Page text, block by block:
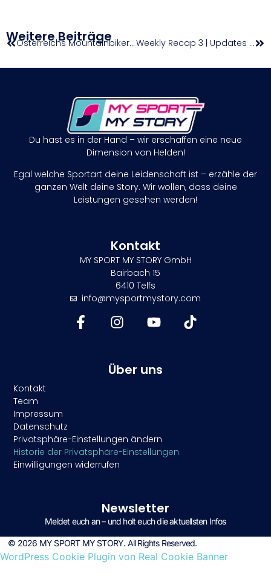
Weitere Beiträge Österreichs Mountainbikerinnen bejubeln drei Kristallkugeln Weekly Recap 3 | Updates aus den Nachwuchs-Superligen (9. – 13. Oktober)
Du hast es in der Hand – wir erschaffen eine neue
Dimension von Helden!
Egal welche Sportart deine Leidenschaft ist – erzähle der
ganzen Welt deine Story. Wir wollen, dass deine
Leistungen gesehen werden!
Kontakt
MY SPORT MY STORY GmbH
Bairbach 15
6410 Telfs
info@mysportmystory.com
Über uns
Kontakt
Team
Impressum
Datenschutz
Privatsphäre-Einstellungen ändern
Historie der Privatsphäre-Einstellungen
Einwilligungen widerrufen
Newsletter
Meldet euch an – und holt euch die aktuellsten Infos
© 2026 MY SPORT MY STORY. All Rights Reserved.
WordPress Cookie Plugin von Real Cookie Banner